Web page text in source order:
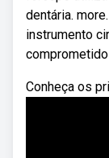
dentária.
instrumento
Conheça os